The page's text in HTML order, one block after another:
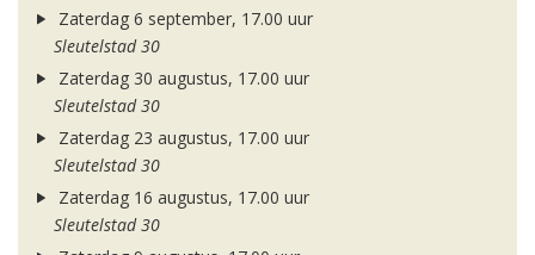
Zaterdag 6 september, 17.00 uur
Sleutelstad 30
Zaterdag 30 augustus, 17.00 uur
Sleutelstad 30
Zaterdag 23 augustus, 17.00 uur
Sleutelstad 30
Zaterdag 16 augustus, 17.00 uur
Sleutelstad 30